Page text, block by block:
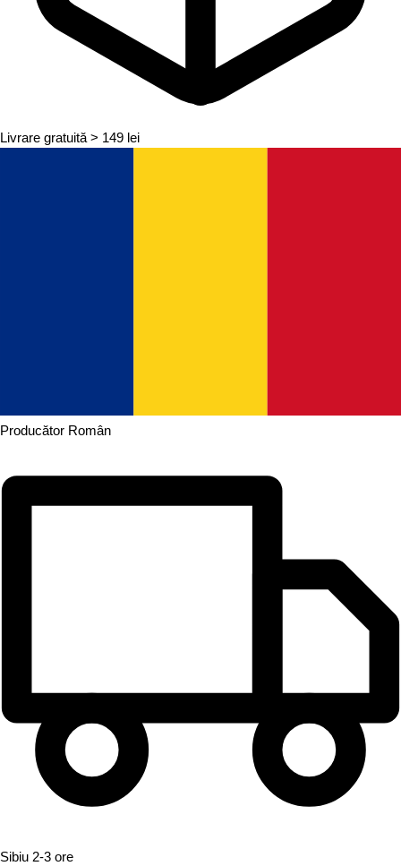
Livrare gratuită > 149 lei
Producător Român
Sibiu 2-3 ore